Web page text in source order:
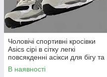
Чоловічі спортивні кросівки
Asics сірі в сітку легкі
повсякденні асікси для бігу та
тренувань
В наявності